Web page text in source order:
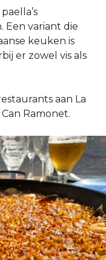
Een variant die
keuken is
er zowel vis als
aan La
Ramonet.